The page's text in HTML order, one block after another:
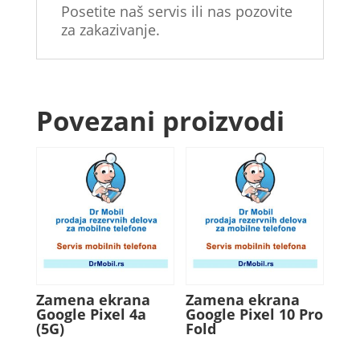
Posetite naš servis ili nas pozovite
za zakazivanje.
Povezani proizvodi
Zamena ekrana
Google Pixel 4a
(5G)
Zamena ekrana
Google Pixel 10 Pro
Fold